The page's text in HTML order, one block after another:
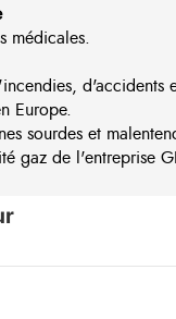
médicales.
d'accidents
Europe.
sourdes et
gaz de l'entreprise